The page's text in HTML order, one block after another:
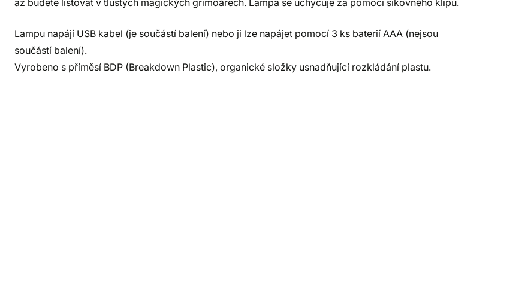
až budete listovat v tlustých magických grimoárech. Lampa se uchycuje za pomoci šikovného klipu.
Lampu napájí USB kabel (je součástí balení) nebo ji lze napájet pomocí 3 ks baterií AAA (nejsou
součástí balení).
Vyrobeno s příměsí BDP (Breakdown Plastic), organické složky usnadňující rozkládání plastu.